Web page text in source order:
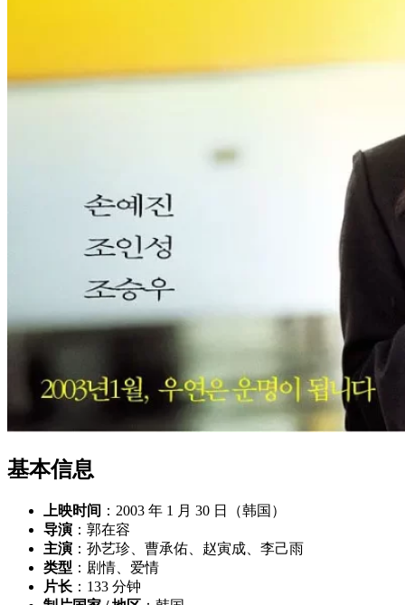
基本信息
上映时间 ：2003 年 1 月 30 日（韩国）
导演 ：郭在容
主演 ：孙艺珍、曹承佑、赵寅成、李己雨
类型 ：剧情、爱情
片长 ：133 分钟